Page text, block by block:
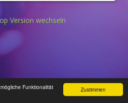
Zustimmen
Funktionalität
Version wechseln